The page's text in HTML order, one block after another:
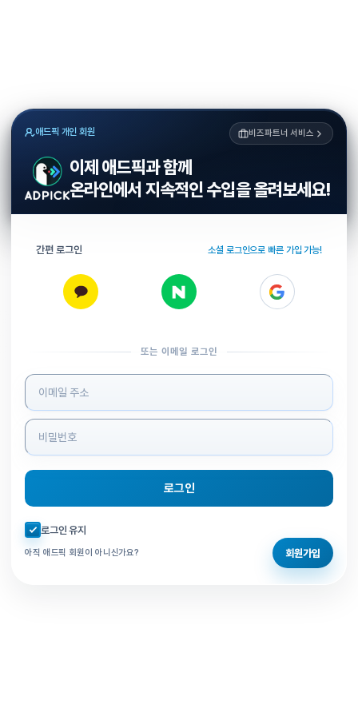
애드픽 개인 회원 비즈파트너 서비스
이제 애드픽과 함께
온라인에서 지속적인 수입을 올려보세요!
간편 로그인 소셜 로그인으로 빠른 가입 가능!
또는 이메일 로그인
로그인 정보 입력
로그인
자동로그인 체크
로그인 유지
아직 애드픽 회원이 아니신가요? 회원가입